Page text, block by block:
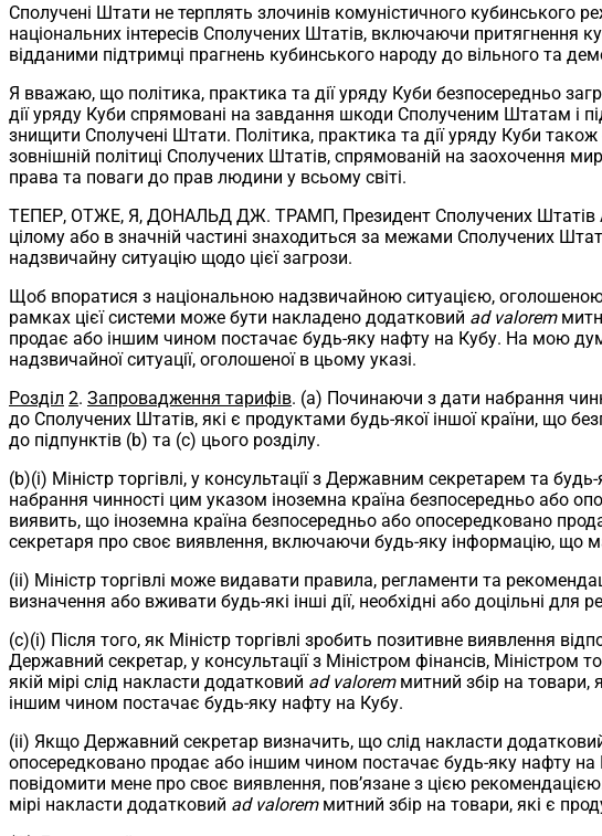
Сполучені Штати не терплять злочинів комуністичного кубинського
національних інтересів Сполучених Штатів, включаючи притягнення
відданими підтримці прагнень кубинського народу до вільного та
Я вважаю, що політика, практика та дії уряду Куби безпосередньо
дії уряду Куби спрямовані на завдання шкоди Сполученим Штатам і
знищити Сполучені Штати. Політика, практика та дії уряду Куби
зовнішній політиці Сполучених Штатів, спрямованій на заохочення
права та поваги до прав людини у всьому світі.
ТЕПЕР, ОТЖЕ, Я, ДОНАЛЬД ДЖ. ТРАМП, Президент Сполучених Штатів
цілому або в значній частині знаходиться за межами Сполучених
надзвичайну ситуацію щодо цієї загрози.
Щоб впоратися з національною надзвичайною ситуацією,
рамках цієї системи може бути накладено додатковий ad valorem
продає або іншим чином постачає будь-яку нафту на Кубу. На мою
надзвичайної ситуації, оголошеної в цьому указі.
Розділ 2. Запровадження тарифів. (a) Починаючи з дати набрання
до Сполучених Штатів, які є продуктами будь-якої іншої країни, що
до підпунктів (b) та (c) цього розділу.
(b)(i) Міністр торгівлі, у консультації з Державним секретарем та
набрання чинності цим указом іноземна країна безпосередньо або
виявить, що іноземна країна безпосередньо або опосередковано
секретаря про своє виявлення, включаючи будь-яку інформацію, що
(ii) Міністр торгівлі може видавати правила, регламенти та
визначення або вживати будь-які інші дії, необхідні або доцільні для
(c)(i) Після того, як Міністр торгівлі зробить позитивне виявлення
Державний секретар, у консультації з Міністром фінансів, Міністром
якій мірі слід накласти додатковий ad valoremмитний збір на товари,
іншим чином постачає будь-яку нафту на Кубу.
(ii) Якщо Державний секретар визначить, що слід накласти
опосередковано продає або іншим чином постачає будь-яку нафту
повідомити мене про своє виявлення, пов’язане з цією
мірі накласти додатковий ad valoremмитний збір на товари, які є